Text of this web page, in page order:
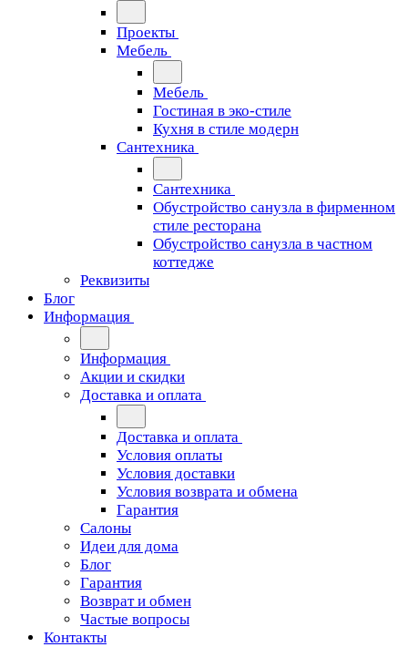
Проекты
Мебель
Мебель
Гостиная в эко-стиле
Кухня в стиле модерн
Сантехника
Сантехника
Обустройство санузла в фирменном
стиле ресторана
Обустройство санузла в частном
коттедже
Реквизиты
Блог
Информация
Информация
Акции и скидки
Доставка и оплата
Доставка и оплата
Условия оплаты
Условия доставки
Условия возврата и обмена
Гарантия
Салоны
Идеи для дома
Блог
Гарантия
Возврат и обмен
Частые вопросы
Контакты